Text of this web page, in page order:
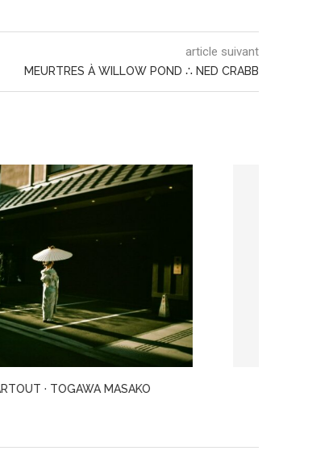
article suivant
MEURTRES À WILLOW POND ∴ NED CRABB
EXPRESS · MATSUMOTO SEICHŌ